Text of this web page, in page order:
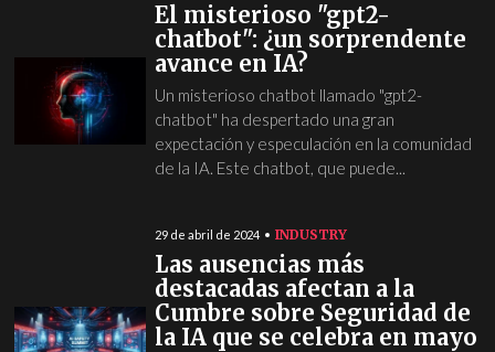
El misterioso "gpt2-
chatbot": ¿un sorprendente
avance en IA?
Un misterioso chatbot llamado "gpt2-
chatbot" ha despertado una gran
expectación y especulación en la comunidad
de la IA. Este chatbot, que puede...
29 de abril de 2024 INDUSTRY
Las ausencias más
destacadas afectan a la
Cumbre sobre Seguridad de
la IA que se celebra en mayo